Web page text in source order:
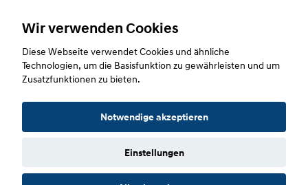
erforderlich.
Zustimmen
Copyright © 2026. Autohaus Scherhag
Wir verwenden Cookies
Diese Webseite verwendet Cookies und ähnliche
Technologien, um die Basisfunktion zu gewährleisten und um
Zusatzfunktionen zu bieten.
Notwendige akzeptieren
Einstellungen